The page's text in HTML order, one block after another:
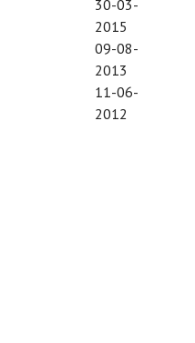
30-03-
2015
09-08-
2013
11-06-
2012